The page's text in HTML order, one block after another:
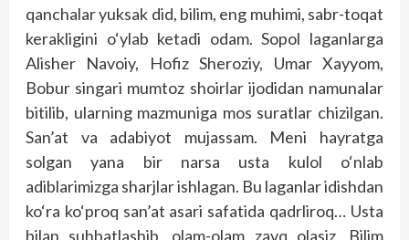
qanchalar yuksak did, bilim, eng muhimi, sabr-toqat
kerakligini o‘ylab ketadi odam. Sopol laganlarga
Alisher Navoiy, Hofiz Sheroziy, Umar Xayyom,
Bobur singari mumtoz shoirlar ijodidan namunalar
bitilib, ularning mazmuniga mos suratlar chizilgan.
San’at va adabiyot mujassam. Meni hayratga
solgan yana bir narsa usta kulol o‘nlab
adiblarimizga sharjlar ishlagan. Bu laganlar idishdan
ko‘ra ko‘proq san’at asari safatida qadrliroq… Usta
bilan suhbatlashib, olam-olam zavq olasiz. Bilim